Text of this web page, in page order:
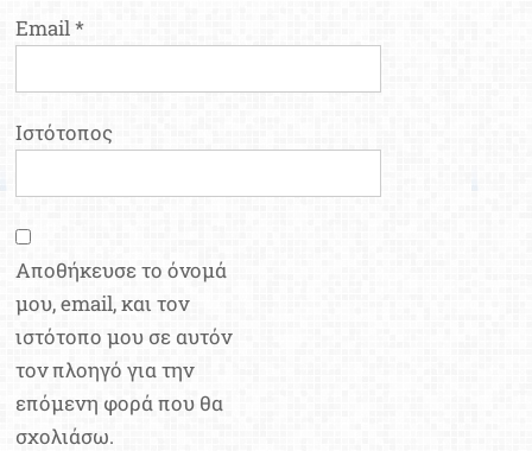
Email*
Ιστότοπος
Αποθήκευσε το όνομά
μου, email, και τον
ιστότοπο μου σε αυτόν
τον πλοηγό για την
επόμενη φορά που θα
σχολιάσω.